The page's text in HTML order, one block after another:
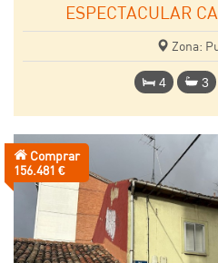
ESPECTACULAR
Zona:
4 3
Comprar
Precio:
156.481 €